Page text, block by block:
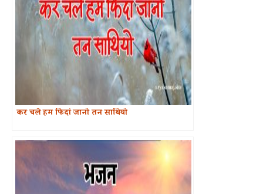
कर चले हम फिदां जानो तन साथियो